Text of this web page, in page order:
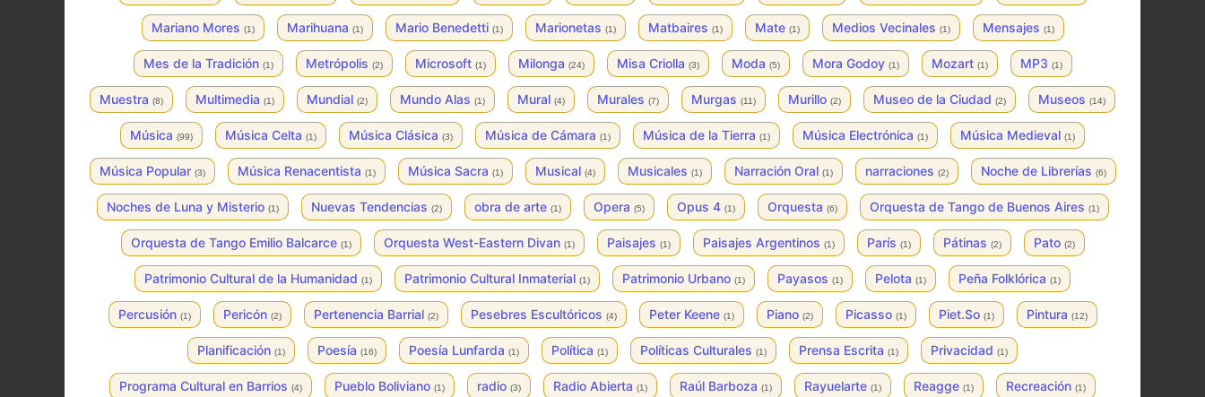
Mariano Mores (1) Marihuana (1) Mario Benedetti (1) Marionetas (1) Matbaires (1) Mate (1) Medios Vecinales (1) Mensajes (1)
Mes de la Tradición (1) Metrópolis (2) Microsoft (1) Milonga (24) Misa Criolla (3) Moda (5) Mora Godoy (1) Mozart (1) MP3 (1)
Muestra (8) Multimedia (1) Mundial (2) Mundo Alas (1) Mural (4) Murales (7) Murgas (11) Murillo (2) Museo de la Ciudad (2) Museos (14)
Música (99) Música Celta (1) Música Clásica (3) Música de Cámara (1) Música de la Tierra (1) Música Electrónica (1) Música Medieval (1)
Música Popular (3) Música Renacentista (1) Música Sacra (1) Musical (4) Musicales (1) Narración Oral (1) narraciones (2) Noche de Librerías (6)
Noches de Luna y Misterio (1) Nuevas Tendencias (2) obra de arte (1) Opera (5) Opus 4 (1) Orquesta (6) Orquesta de Tango de Buenos Aires (1)
Orquesta de Tango Emilio Balcarce (1) Orquesta West-Eastern Divan (1) Paisajes (1) Paisajes Argentinos (1) París (1) Pátinas (2) Pato (2)
Patrimonio Cultural de la Humanidad (1) Patrimonio Cultural Inmaterial (1) Patrimonio Urbano (1) Payasos (1) Pelota (1) Peña Folklórica (1)
Percusión (1) Pericón (2) Pertenencia Barrial (2) Pesebres Escultóricos (4) Peter Keene (1) Piano (2) Picasso (1) Piet.So (1) Pintura (12)
Planificación (1) Poesía (16) Poesía Lunfarda (1) Política (1) Políticas Culturales (1) Prensa Escrita (1) Privacidad (1)
Programa Cultural en Barrios (4) Pueblo Boliviano (1) radio (3) Radio Abierta (1) Raúl Barboza (1) Rayuelarte (1) Reagge (1) Recreación (1)